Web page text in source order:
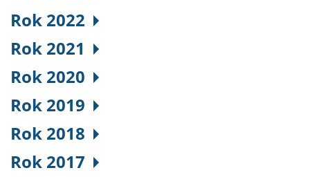
Rok 2022
Rok 2021
Rok 2020
Rok 2019
Rok 2018
Rok 2017